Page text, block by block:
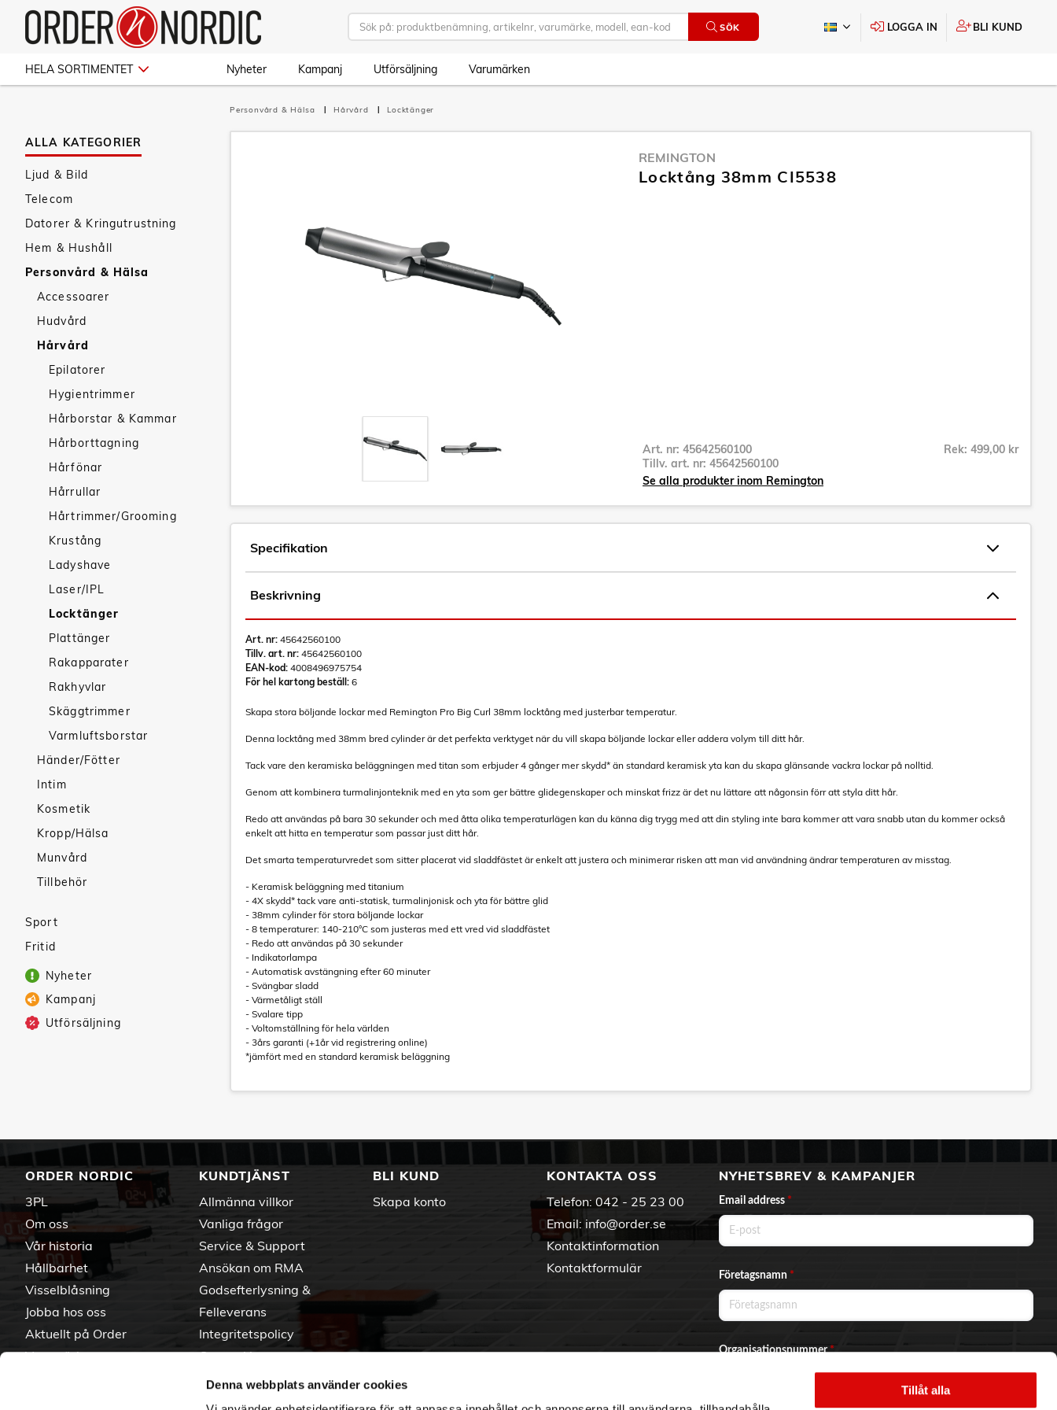
Denna webbplats använder cookies
Tillåt alla
SÖK LOGGA IN BLI KUND
HELA SORTIMENTET Nyheter Kampanj Utförsäljning Varumärken
ALLA KATEGORIER
Ljud & Bild
Telecom
Datorer & Kringutrustning
Hem & Hushåll
Personvård & Hälsa
Accessoarer
Hudvård
Hårvård
Epilatorer
Hygientrimmer
Hårborstar & Kammar
Hårborttagning
Hårfönar
Hårrullar
Hårtrimmer/Grooming
Krustång
Ladyshave
Laser/IPL
Locktänger
Plattänger
Rakapparater
Rakhyvlar
Skäggtrimmer
Varmluftsborstar
Händer/Fötter
Intim
Kosmetik
Kropp/Hälsa
Munvård
Tillbehör
Sport
Fritid
Nyheter
Kampanj
Utförsäljning
Personvård & Hälsa Hårvård Locktänger
REMINGTON
Locktång 38mm CI5538
Art. nr: 45642560100
Tillv. art. nr: 45642560100
Rek: 499,00 kr
Se alla produkter inom Remington
Specifikation
Beskrivning
Art. nr: 45642560100
Tillv. art. nr: 45642560100
EAN-kod: 4008496975754
För hel kartong beställ: 6
Skapa stora böljande lockar med Remington Pro Big Curl 38mm locktång med justerbar temperatur.
Denna locktång med 38mm bred cylinder är det perfekta verktyget när du vill skapa böljande lockar eller addera volym till ditt hår.
Tack vare den keramiska beläggningen med titan som erbjuder 4 gånger mer skydd* än standard keramisk yta kan du skapa glänsande vackra lockar på nolltid.
Genom att kombinera turmalinjonteknik med en yta som ger bättre glidegenskaper och minskat frizz är det nu lättare att någonsin förr att styla ditt hår.
Redo att användas på bara 30 sekunder och med åtta olika temperaturlägen kan du känna dig trygg med att din styling inte bara kommer att vara snabb utan du kommer också
enkelt att hitta en temperatur som passar just ditt hår.
Det smarta temperaturvredet som sitter placerat vid sladdfästet är enkelt att justera och minimerar risken att man vid användning ändrar temperaturen av misstag.
- Keramisk beläggning med titanium
- 4X skydd* tack vare anti-statisk, turmalinjonisk och yta för bättre glid
- 38mm cylinder för stora böljande lockar
- 8 temperaturer: 140-210°C som justeras med ett vred vid sladdfästet
- Redo att användas på 30 sekunder
- Indikatorlampa
- Automatisk avstängning efter 60 minuter
- Svängbar sladd
- Värmetåligt ställ
- Svalare tipp
- Voltomställning för hela världen
- 3års garanti (+1år vid registrering online)
*jämfört med en standard keramisk beläggning
ORDER NORDIC
3PL
Om oss
Vår historia
Hållbarhet
Visselblåsning
Jobba hos oss
Aktuellt på Order
Varumärken
KUNDTJÄNST
Allmänna villkor
Vanliga frågor
Service & Support
Ansökan om RMA
Godsefterlysning &
Felleverans
Integritetspolicy
Om cookies
BLI KUND
Skapa konto
KONTAKTA OSS
Telefon: 042 - 25 23 00
Email: info@order.se
Kontaktinformation
Kontaktformulär
NYHETSBREV & KAMPANJER
Email address *
Företagsnamn *
Organisationsnummer*